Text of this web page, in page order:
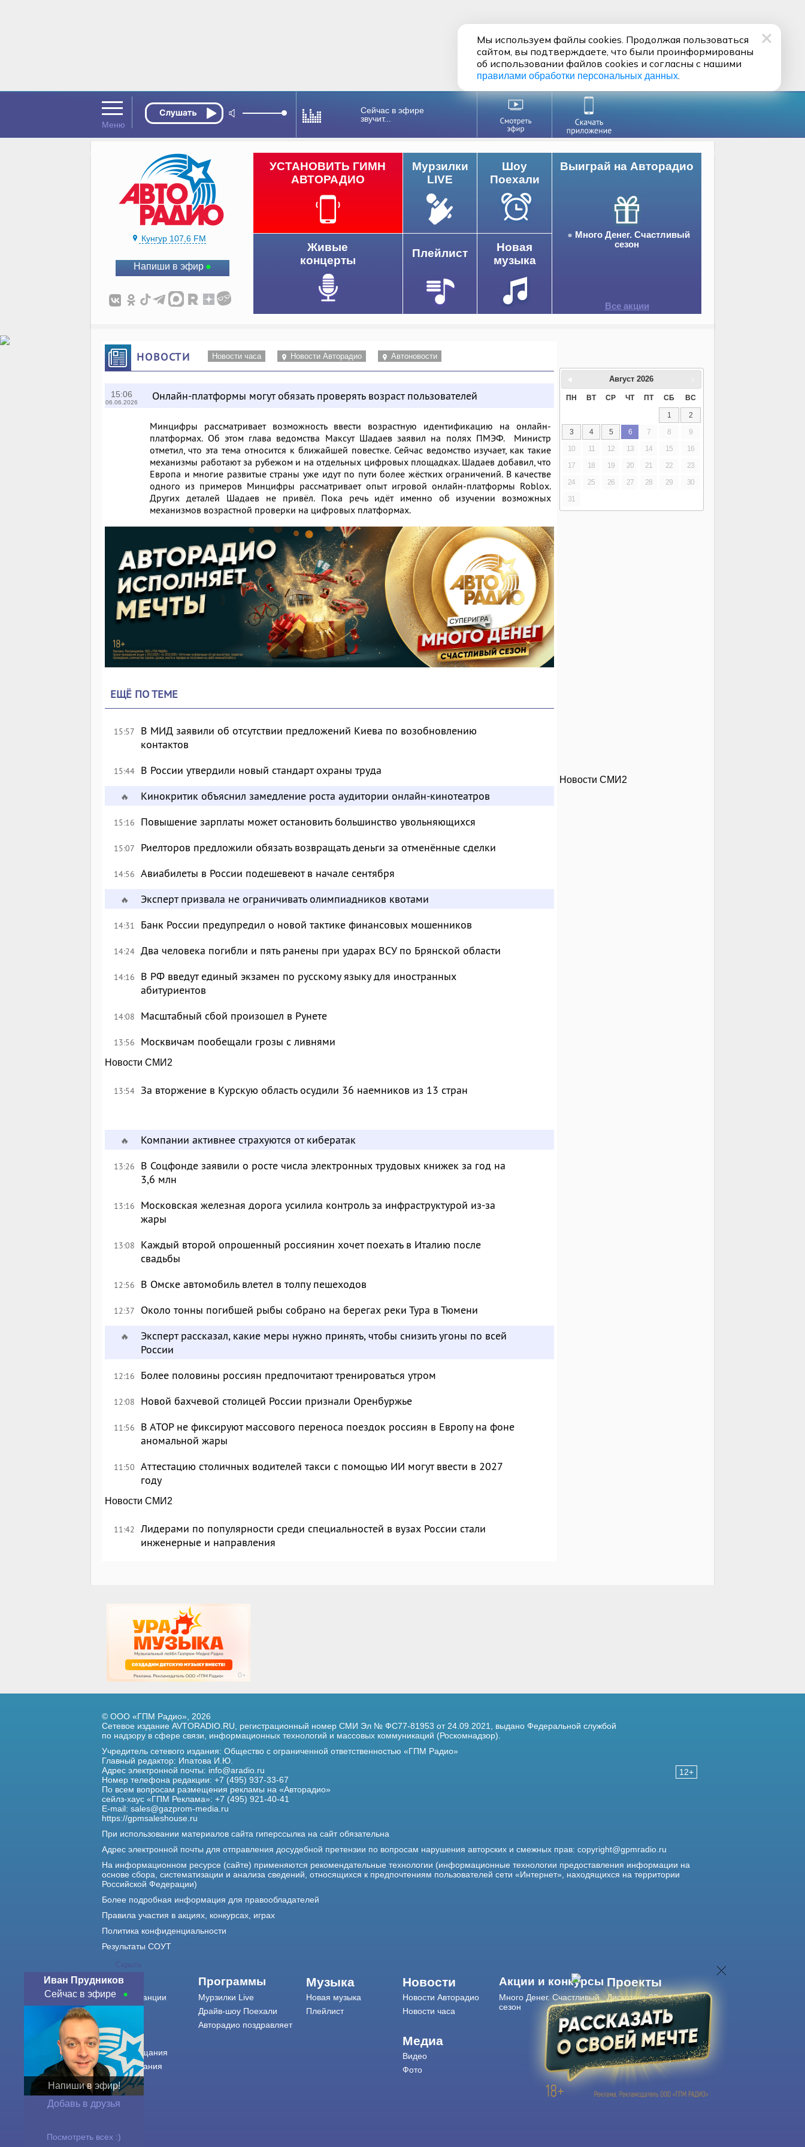
Сейчас в эфире
звучит...
Кунгур 107,6 FM
Напиши в эфир
Выиграй на Авторадио
Много Денег. Счастливый
сезон
Все акции
УСТАНОВИТЬ ГИМН
АВТОРАДИО
Мурзилки
LIVE
Шоу
Поехали
Живые
концерты
Плейлист
Новая
музыка
НОВОСТИ Новости часа Новости Авторадио Автоновости
15:06
06.06.2026 Онлайн-платформы могут обязать проверять возраст пользователей
Минцифры рассматривает возможность ввести возрастную идентификацию на онлайн-
платформах. Об этом глава ведомства Максут Шадаев заявил на полях ПМЭФ. Министр
отметил, что эта тема относится к ближайшей повестке. Сейчас ведомство изучает, как такие
механизмы работают за рубежом и на отдельных цифровых площадках. Шадаев добавил, что
Европа и многие развитые страны уже идут по пути более жёстких ограничений. В качестве
одного из примеров Минцифры рассматривает опыт игровой онлайн-платформы Roblox.
Других деталей Шадаев не привёл. Пока речь идёт именно об изучении возможных
механизмов возрастной проверки на цифровых платформах.
ЕЩЁ ПО ТЕМЕ
15:57
В МИД заявили об отсутствии предложений Киева по возобновлению
контактов
15:44 В России утвердили новый стандарт охраны труда
🔥 Кинокритик объяснил замедление роста аудитории онлайн-кинотеатров
15:16 Повышение зарплаты может остановить большинство увольняющихся
15:07 Риелторов предложили обязать возвращать деньги за отменённые сделки
14:56 Авиабилеты в России подешевеют в начале сентября
🔥 Эксперт призвала не ограничивать олимпиадников квотами
14:31 Банк России предупредил о новой тактике финансовых мошенников
14:24 Два человека погибли и пять ранены при ударах ВСУ по Брянской области
14:16
В РФ введут единый экзамен по русскому языку для иностранных
абитуриентов
14:08 Масштабный сбой произошел в Рунете
13:56 Москвичам пообещали грозы с ливнями
Новости СМИ2
13:54 За вторжение в Курскую область осудили 36 наемников из 13 стран
🔥 Компании активнее страхуются от кибератак
13:26
В Соцфонде заявили о росте числа электронных трудовых книжек за год на
3,6 млн
13:16
Московская железная дорога усилила контроль за инфраструктурой из-за
жары
13:08
Каждый второй опрошенный россиянин хочет поехать в Италию после
свадьбы
12:56 В Омске автомобиль влетел в толпу пешеходов
12:37 Около тонны погибшей рыбы собрано на берегах реки Тура в Тюмени
🔥
Эксперт рассказал, какие меры нужно принять, чтобы снизить угоны по всей
России
12:16 Более половины россиян предпочитают тренироваться утром
12:08 Новой бахчевой столицей России признали Оренбуржье
11:56
В АТОР не фиксируют массового переноса поездок россиян в Европу на фоне
аномальной жары
11:50 Аттестацию столичных водителей такси с помощью ИИ могут ввести в 2027
году
Новости СМИ2
11:42 Лидерами по популярности среди специальностей в вузах России стали
инженерные и направления
Август 2026
ПН ВТ СР ЧТ ПТ СБ ВС
1
2
3
4 5 6 7 8
9
10
11 12 13 14 15
16
17
18 19 20 21 22
23
24
25 26 27 28 29
30
31
Новости СМИ2
Скрыть
Иван Прудников
Сейчас в эфире
Напиши в эфир!
Добавь в друзья
Посмотреть всех :)
12+
© ООО «ГПМ Радио», 2026
Сетевое издание AVTORADIO.RU, регистрационный номер СМИ Эл № ФС77-81953 от 24.09.2021, выдано Федеральной службой
по надзору в сфере связи, информационных технологий и массовых коммуникаций (Роскомнадзор).
Учредитель сетевого издания: Общество с ограниченной ответственностью «ГПМ Радио»
Главный редактор: Ипатова И.Ю.
Адрес электронной почты: info@aradio.ru
Номер телефона редакции: +7 (495) 937-33-67
По всем вопросам размещения рекламы на «Авторадио»
сейлз-хаус «ГПМ Реклама»: +7 (495) 921-40-41
E-mail: sales@gazprom-media.ru
https://gpmsaleshouse.ru
При использовании материалов сайта гиперссылка на сайт обязательна
Адрес электронной почты для отправления досудебной претензии по вопросам нарушения авторских и смежных прав: copyright@gpmradio.ru
На информационном ресурсе (сайте) применяются рекомендательные технологии (информационные технологии предоставления информации на
основе сбора, систематизации и анализа сведений, относящихся к предпочтениям пользователей сети «Интернет», находящихся на территории
Российской Федерации)
Более подробная информация для правообладателей
Правила участия в акциях, конкурсах, играх
Политика конфиденциальности
Результаты СОУТ
О нас
О радиостанции
Контакты
Реклама
Города вещания
Сетка вещания
История
Оферта
Программы
Мурзилки Live
Драйв-шоу Поехали
Авторадио поздравляет
Музыка
Новая музыка
Плейлист
Новости
Новости Авторадио
Новости часа
Медиа
Видео
Фото
Акции и конкурсы
Много Денег. Счастливый
сезон
Проекты
Дискотека 80-х
Живые концерты
Журнал Авторадио
Авторадиов смартфоне
Мы используем файлы cookies. Продолжая пользоваться
сайтом, вы подтверждаете, что были проинформированы
об использовании файлов cookies и согласны с нашими
правилами обработки персональных данных.